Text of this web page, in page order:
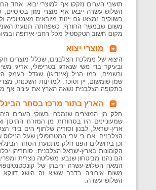
תושבי הערים נזקקו אף למוצרי יבוא. אחד
השלוש-עשרה ייבאו אף מוצרי מזון
בשווקים נמצאו גם יינות מיובאים מאנטיוכיה
משום שבמשך החורף, כשפחתה תנועת
מקום חשוב הטקסטיל מכל רחבי אירופה
מוצרי יצוא
היצוא של ממלכת הצלבנים, שכלל מוצרים
ובעיקר בדי משי שנארגו בטריפולי, אריגי
ובשמים, כמו הניל (אינדיגו) שגדל בעמק
שמן-שומשום, יין וסוכר. למדינות השכנות,
בתקופה הצלבנית נשאה הארץ את עיניה אף
הארץ בתור מרכז בסחר
חלק מן המוצרים שנמכרו בשוקי הערים
שמעוניינים היו בסחורות מן המזרח
ארץ-ישראל, לבנון וסוריה שלחוף הים בידי
הצלבנים. אם כי ערי המטרופולין שעל הנילוס
וכן בירושלים הפנו חלק מתנועת הסחר
הקומונות בארץ-ישראל הצלבנית. סוחריהן
הם נהנו מביטחון שנבע משליטה נוצרית
המאה השלוש-עשרה יריבתן של
משום אירוניה בדבר ששיא זה הושג
השלוש-עשרה.